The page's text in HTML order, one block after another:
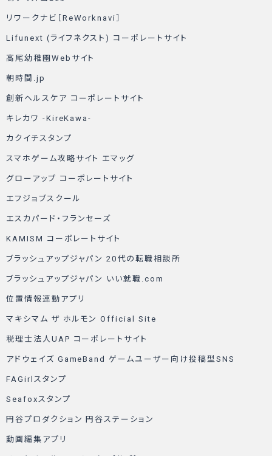
リワークナビ［ReWorknavi］
Lifunext (ライフネクスト) コーポレートサイト
高尾幼稚園Webサイト
朝時間.jp
創新ヘルスケア コーポレートサイト
キレカワ -KireKawa-
カクイチスタンプ
スマホゲーム攻略サイト エマッグ
グローアップ コーポレートサイト
エフジョブスクール
エスカパード・フランセーズ
KAMISM コーポレートサイト
ブラッシュアップジャパン 20代の転職相談所
ブラッシュアップジャパン いい就職.com
位置情報連動アプリ
マキシマム ザ ホルモン Official Site
税理士法人UAP コーポレートサイト
アドウェイズ GameBand ゲームユーザー向け投稿型SNS
FAGirlスタンプ
Seafoxスタンプ
円谷プロダクション 円谷ステーション
動画編集アプリ